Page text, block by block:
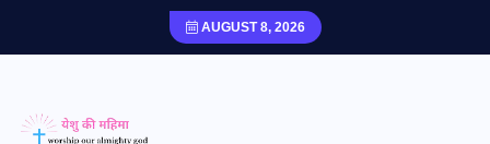
AUGUST 8, 2026